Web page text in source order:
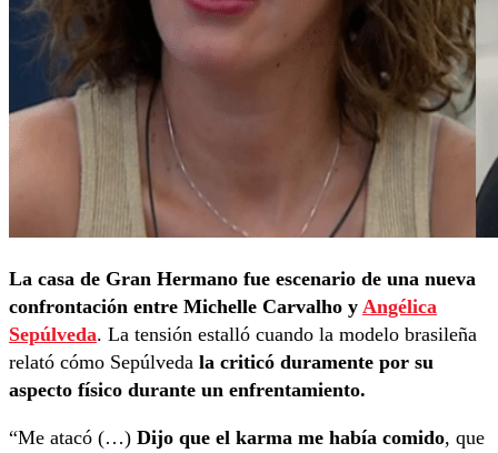
La casa de Gran Hermano fue escenario de una nueva
confrontación entre Michelle Carvalho y Angélica
Sepúlveda. La tensión estalló cuando la modelo brasileña
relató cómo Sepúlveda la criticó duramente por su
aspecto físico durante un enfrentamiento.
“Me atacó (…) Dijo que el karma me había comido, que